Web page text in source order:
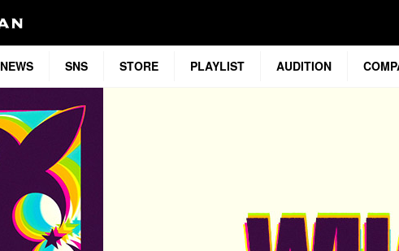
NEWS SNS STORE PLAYLIST AUDITION